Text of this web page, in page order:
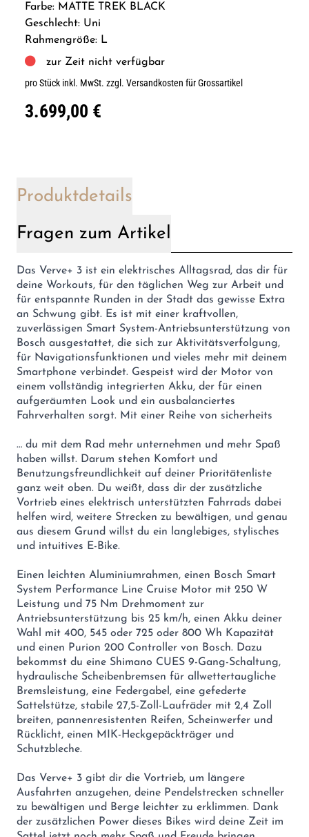
Farbe: MATTE TREK BLACK
Geschlecht: Uni
Rahmengröße: L
zur Zeit nicht verfügbar
pro Stück inkl. MwSt. zzgl. Versandkosten für Grossartikel
3.699,00 €
Produktdetails
Fragen zum Artikel
Das Verve+ 3 ist ein elektrisches Alltagsrad, das dir für
deine Workouts, für den täglichen Weg zur Arbeit und
für entspannte Runden in der Stadt das gewisse Extra
an Schwung gibt. Es ist mit einer kraftvollen,
zuverlässigen Smart System-Antriebsunterstützung von
Bosch ausgestattet, die sich zur Aktivitätsverfolgung,
für Navigationsfunktionen und vieles mehr mit deinem
Smartphone verbindet. Gespeist wird der Motor von
einem vollständig integrierten Akku, der für einen
aufgeräumten Look und ein ausbalanciertes
Fahrverhalten sorgt. Mit einer Reihe von sicherheits
… du mit dem Rad mehr unternehmen und mehr Spaß
haben willst. Darum stehen Komfort und
Benutzungsfreundlichkeit auf deiner Prioritätenliste
ganz weit oben. Du weißt, dass dir der zusätzliche
Vortrieb eines elektrisch unterstützten Fahrrads dabei
helfen wird, weitere Strecken zu bewältigen, und genau
aus diesem Grund willst du ein langlebiges, stylisches
und intuitives E-Bike.
Einen leichten Aluminiumrahmen, einen Bosch Smart
System Performance Line Cruise Motor mit 250 W
Leistung und 75 Nm Drehmoment zur
Antriebsunterstützung bis 25 km/h, einen Akku deiner
Wahl mit 400, 545 oder 725 oder 800 Wh Kapazität
und einen Purion 200 Controller von Bosch. Dazu
bekommst du eine Shimano CUES 9-Gang-Schaltung,
hydraulische Scheibenbremsen für allwettertaugliche
Bremsleistung, eine Federgabel, eine gefederte
Sattelstütze, stabile 27,5-Zoll-Laufräder mit 2,4 Zoll
breiten, pannenresistenten Reifen, Scheinwerfer und
Rücklicht, einen MIK-Heckgepäckträger und
Schutzbleche.
Das Verve+ 3 gibt dir die Vortrieb, um längere
Ausfahrten anzugehen, deine Pendelstrecken schneller
zu bewältigen und Berge leichter zu erklimmen. Dank
der zusätzlichen Power dieses Bikes wird deine Zeit im